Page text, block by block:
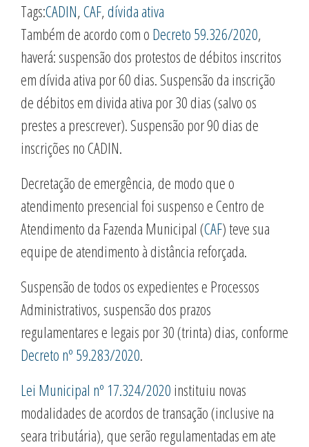
Tags:CADIN,CAF,dívida ativa
Também de acordo com o Decreto 59.326/2020,
haverá: suspensão dos protestos de débitos inscritos
em dívida ativa por 60 dias. Suspensão da inscrição
de débitos em divida ativa por 30 dias (salvo os
prestes a prescrever). Suspensão por 90 dias de
inscrições no CADIN.
Decretação de emergência, de modo que o
atendimento presencial foi suspenso e Centro de
Atendimento da Fazenda Municipal (CAF) teve sua
equipe de atendimento à distância reforçada.
Suspensão de todos os expedientes e Processos
Administrativos, suspensão dos prazos
regulamentares e legais por 30 (trinta) dias, conforme
Decreto nº 59.283/2020.
Lei Municipal nº 17.324/2020 instituiu novas
modalidades de acordos de transação (inclusive na
seara tributária), que serão regulamentadas em ate